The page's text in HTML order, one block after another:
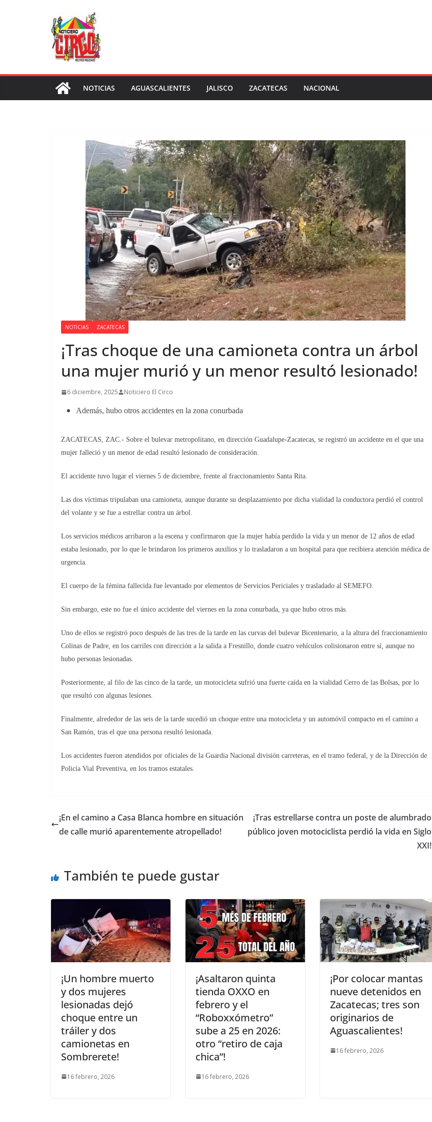
NOTICIAS AGUASCALIENTES JALISCO ZACATECAS NACIONAL
NOTICIAS ZACATECAS
¡Tras choque de una camioneta contra un árbol
una mujer murió y un menor resultó lesionado!
6 diciembre, 2025 Noticiero El Circo
Además, hubo otros accidentes en la zona conurbada
ZACATECAS, ZAC.- Sobre el bulevar metropolitano, en dirección Guadalupe-Zacatecas, se registró un accidente en el que una
mujer falleció y un menor de edad resultó lesionado de consideración.
El accidente tuvo lugar el viernes 5 de diciembre, frente al fraccionamiento Santa Rita.
Las dos víctimas tripulaban una camioneta, aunque durante su desplazamiento por dicha vialidad la conductora perdió el control
del volante y se fue a estrellar contra un árbol.
Los servicios médicos arribaron a la escena y confirmaron que la mujer había perdido la vida y un menor de 12 años de edad
estaba lesionado, por lo que le brindaron los primeros auxilios y lo trasladaron a un hospital para que recibiera atención médica de
urgencia.
El cuerpo de la fémina fallecida fue levantado por elementos de Servicios Periciales y trasladado al SEMEFO.
Sin embargo, este no fue el único accidente del viernes en la zona conurbada, ya que hubo otros más.
Uno de ellos se registró poco después de las tres de la tarde en las curvas del bulevar Bicentenario, a la altura del fraccionamiento
Colinas de Padre, en los carriles con dirección a la salida a Fresnillo, donde cuatro vehículos colisionaron entre sí, aunque no
hubo personas lesionadas.
Posteriormente, al filo de las cinco de la tarde, un motocicleta sufrió una fuerte caída en la vialidad Cerro de las Bolsas, por lo
que resultó con algunas lesiones.
Finalmente, alrededor de las seis de la tarde sucedió un choque entre una motocicleta y un automóvil compacto en el camino a
San Ramón, tras el que una persona resultó lesionada.
Los accidentes fueron atendidos por oficiales de la Guardia Nacional división carreteras, en el tramo federal, y de la Dirección de
Policía Vial Preventiva, en los tramos estatales.
¡En el camino a Casa Blanca hombre en situación
de calle murió aparentemente atropellado!
¡Tras estrellarse contra un poste de alumbrado
público joven motociclista perdió la vida en Siglo
XXI!
También te puede gustar
¡Un hombre muerto
y dos mujeres
lesionadas dejó
choque entre un
tráiler y dos
camionetas en
Sombrerete!
16 febrero, 2026
¡Asaltaron quinta
tienda OXXO en
febrero y el
“Roboxxómetro”
sube a 25 en 2026:
otro “retiro de caja
chica”!
16 febrero, 2026
¡Por colocar mantas
nueve detenidos en
Zacatecas; tres son
originarios de
Aguascalientes!
16 febrero, 2026